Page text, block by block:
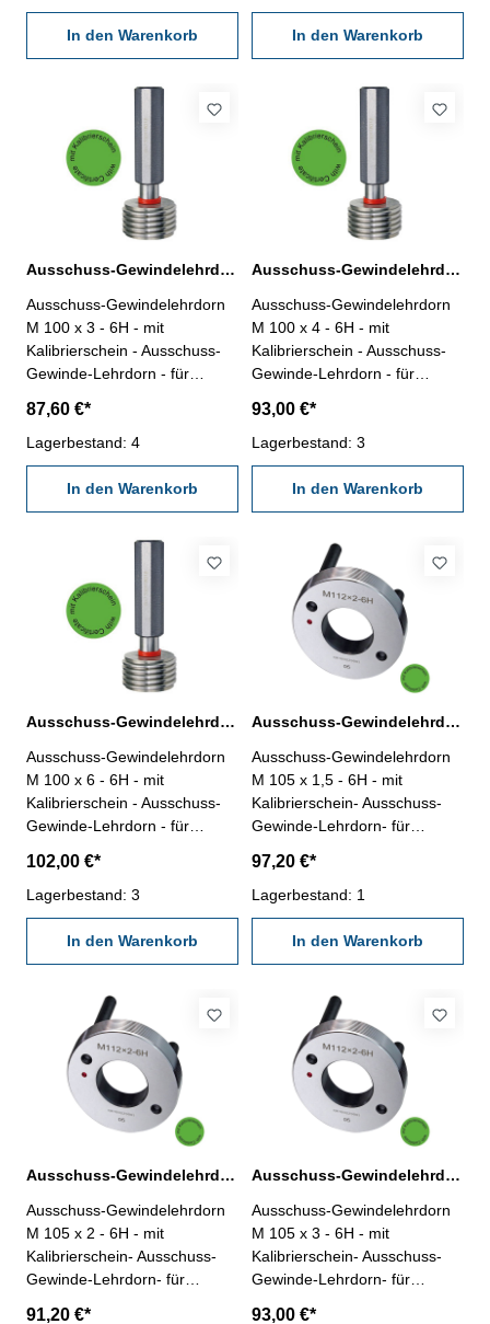
6H Nennmaß: M 100 x 1,5
In den Warenkorb
6H Nennmaß: M 100 x 2
In den Warenkorb
Ausschuss-Gewindelehrdorn M 100 x 3 - 6H DIN 13
Ausschuss-Gewindelehrdorn
M 100 x 3 - 6H - mit
Kalibrierschein - Ausschuss-
Gewinde-Lehrdorn - für
rechts - aus gehärtetem
Lehrenstahl - Norm DIN 13,
6H Nennmaß: M 100 x 3
87,60 €*
Lagerbestand: 4
In den Warenkorb
Ausschuss-Gewindelehrdorn M 100 x 4 - 6H DIN 13
Ausschuss-Gewindelehrdorn
M 100 x 4 - 6H - mit
Kalibrierschein - Ausschuss-
Gewinde-Lehrdorn - für
rechts - aus gehärtetem
Lehrenstahl - Norm DIN 13,
6H Nennmaß: M 100 x 4
93,00 €*
Lagerbestand: 3
In den Warenkorb
Ausschuss-Gewindelehrdorn M 100 x 6 - 6H DIN 13
Ausschuss-Gewindelehrdorn
M 100 x 6 - 6H - mit
Kalibrierschein - Ausschuss-
Gewinde-Lehrdorn - für
rechts - aus gehärtetem
Lehrenstahl - Norm DIN 13,
6H Nennmaß: M 100 x 6
102,00 €*
Lagerbestand: 3
In den Warenkorb
Ausschuss-Gewindelehrdorn M 105 x 1,5 - 6H DIN 13
Ausschuss-Gewindelehrdorn
M 105 x 1,5 - 6H - mit
Kalibrierschein- Ausschuss-
Gewinde-Lehrdorn- für
rechts- aus gehärtetem
Lehrenstahl- Norm DIN 13,
6H- mit Erleichterungsbohrung
und zwei Handgriffen
Nennmaß: M 105 x 1,5
97,20 €*
Lagerbestand: 1
In den Warenkorb
Ausschuss-Gewindelehrdorn M 105 x 2 - 6H DIN 13
Ausschuss-Gewindelehrdorn
M 105 x 2 - 6H - mit
Kalibrierschein- Ausschuss-
Gewinde-Lehrdorn- für
91,20 €*
Ausschuss-Gewindelehrdorn M 105 x 3 - 6H DIN 13
Ausschuss-Gewindelehrdorn
M 105 x 3 - 6H - mit
Kalibrierschein- Ausschuss-
Gewinde-Lehrdorn- für
93,00 €*